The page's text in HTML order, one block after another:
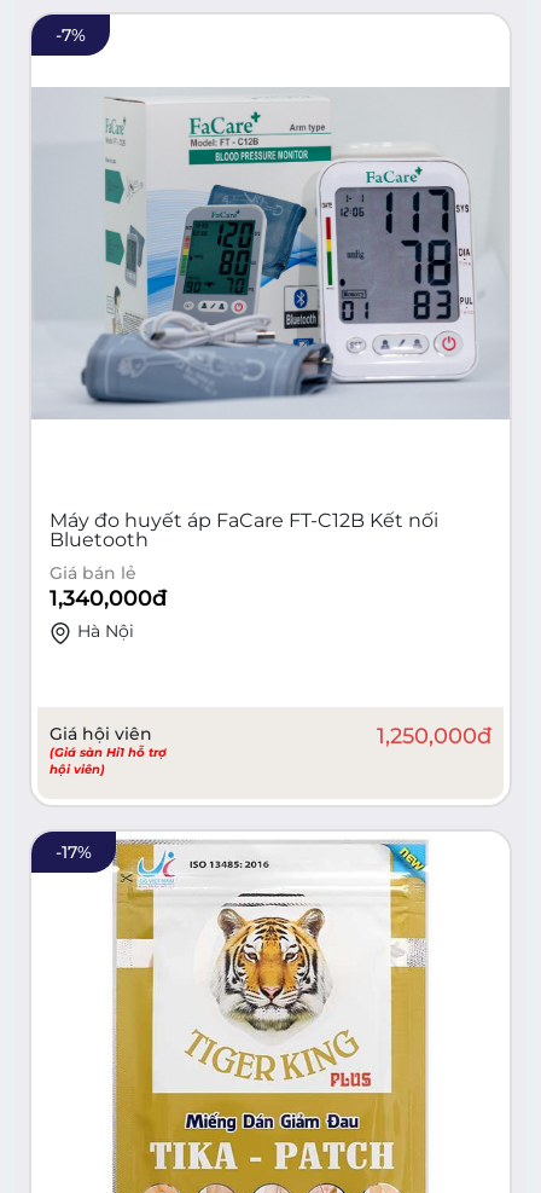
-7%
Máy đo huyết áp FaCare FT-C12B Kết nối
Bluetooth
Giá bán lẻ
1,340,000đ
Hà Nội
Giá hội viên
(Giá sàn Hi1 hỗ trợ
hội viên)
1,250,000đ
-17%